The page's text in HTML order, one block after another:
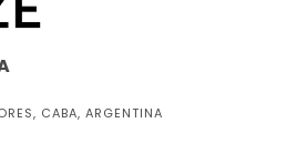
CABA, ARGENTINA